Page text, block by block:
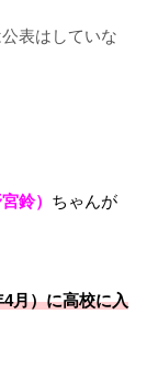
表はしていな
鈴） ちゃんが
月）に高校に入